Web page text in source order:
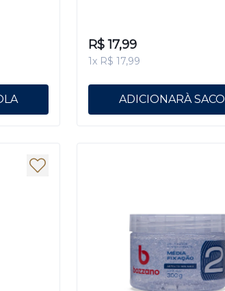
R$ 17,99
1x R$ 17,99
ADICIONAR